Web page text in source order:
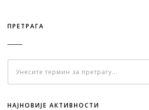
ПРЕТРАГА
НАЈНОВИЈЕ АКТИВНОСТИ